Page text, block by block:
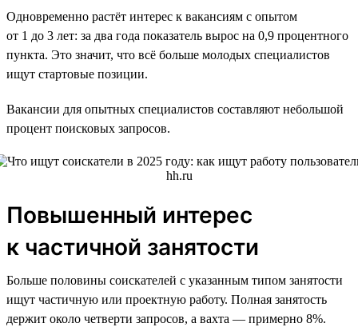
Одновременно растёт интерес к вакансиям с опытом
от 1 до 3 лет: за два года показатель вырос на 0,9 процентного
пункта. Это значит, что всё больше молодых специалистов
ищут стартовые позиции.
Вакансии для опытных специалистов составляют небольшой
процент поисковых запросов.
Повышенный интерес
к частичной занятости
Больше половины соискателей с указанным типом занятости
ищут частичную или проектную работу. Полная занятость
держит около четверти запросов, а вахта — примерно 8%.